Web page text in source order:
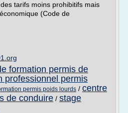
tarifs moins prohibitifs mais
(Code de
formation permis de
professionnel permis
permis poids lourds / centre
de conduire / stage